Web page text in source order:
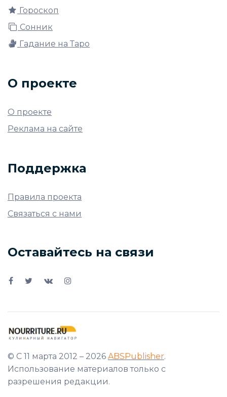
Гороскоп
Сонник
Гадание на Таро
О проекте
О проекте
Реклама на сайте
Поддержка
Правила проекта
Связаться с нами
Оставайтесь на связи
© С 11 марта 2012 – 2026 ABSPublisher.
Использование материалов только с
разрешения редакции.